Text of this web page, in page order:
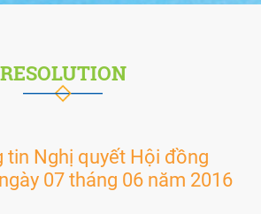
RESOLUTION
tin Nghị quyết Hội đồng
07 tháng 06 năm 2016